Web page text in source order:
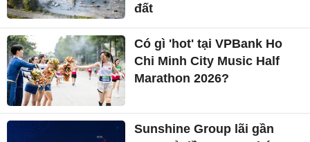
đất
Có gì 'hot' tại VPBank Ho
Chi Minh City Music Half
Marathon 2026?
Sunshine Group lãi gần